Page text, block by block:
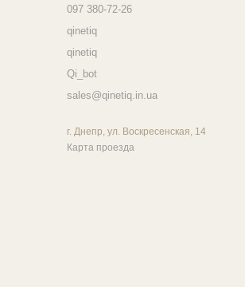
097 380-72-26
qinetiq
qinetiq
Qi_bot
sales@qinetiq.in.ua
г. Днепр, ул. Воскресенская, 14
Карта проезда